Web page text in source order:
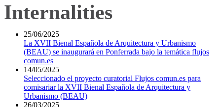
Internalities
25/06/2025
La XVII Bienal Española de Arquitectura y Urbanismo
(BEAU) se inaugurará en Ponferrada bajo la temática flujos
comun.es
14/05/2025
Seleccionado el proyecto curatorial Flujos comun.es para
comisariar la XVII Bienal Española de Arquitectura y
Urbanismo (BEAU)
26/03/2025